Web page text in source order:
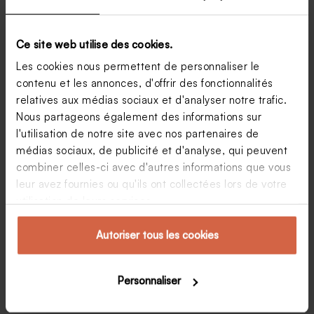
Ce site web utilise des cookies.
Les cookies nous permettent de personnaliser le
contenu et les annonces, d'offrir des fonctionnalités
relatives aux médias sociaux et d'analyser notre trafic.
Nous partageons également des informations sur
l'utilisation de notre site avec nos partenaires de
médias sociaux, de publicité et d'analyse, qui peuvent
combiner celles-ci avec d'autres informations que vous
leur avez fournies ou qu'ils ont collectées lors de votre
Autoriser tous les cookies
Personnaliser
Mariage de star : pourquoi cela nous fait-il tant
rêver ?
Entre fascination, envie et curiosité, d’où vient cet
engouement pour le mariage de star ? La vie des
stars a toujours fasciné les gens, alors que dire de
leur union ? En effet, le mariage de star est un des
Virginie
14 septembre 2017